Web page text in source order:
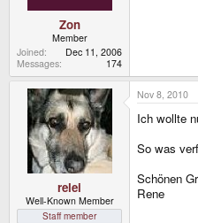
Zon
Member
Joined
Dec 11, 2006
Messages
174
relei
Well-Known Member
Staff member
Nov 8, 2010
Ich wollte
So was
Schönen
Rene